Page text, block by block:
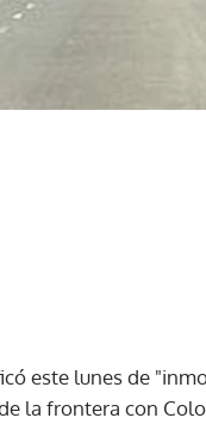
este lunes de
la frontera con